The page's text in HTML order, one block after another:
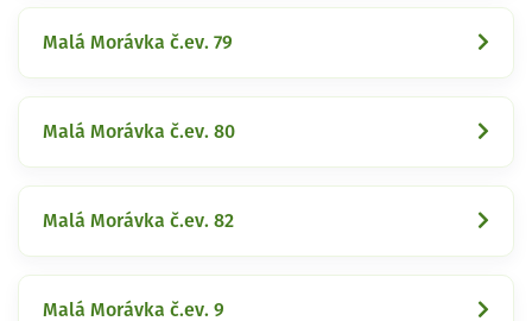
Malá Morávka č.ev. 79
Malá Morávka č.ev. 80
Malá Morávka č.ev. 82
Malá Morávka č.ev. 9